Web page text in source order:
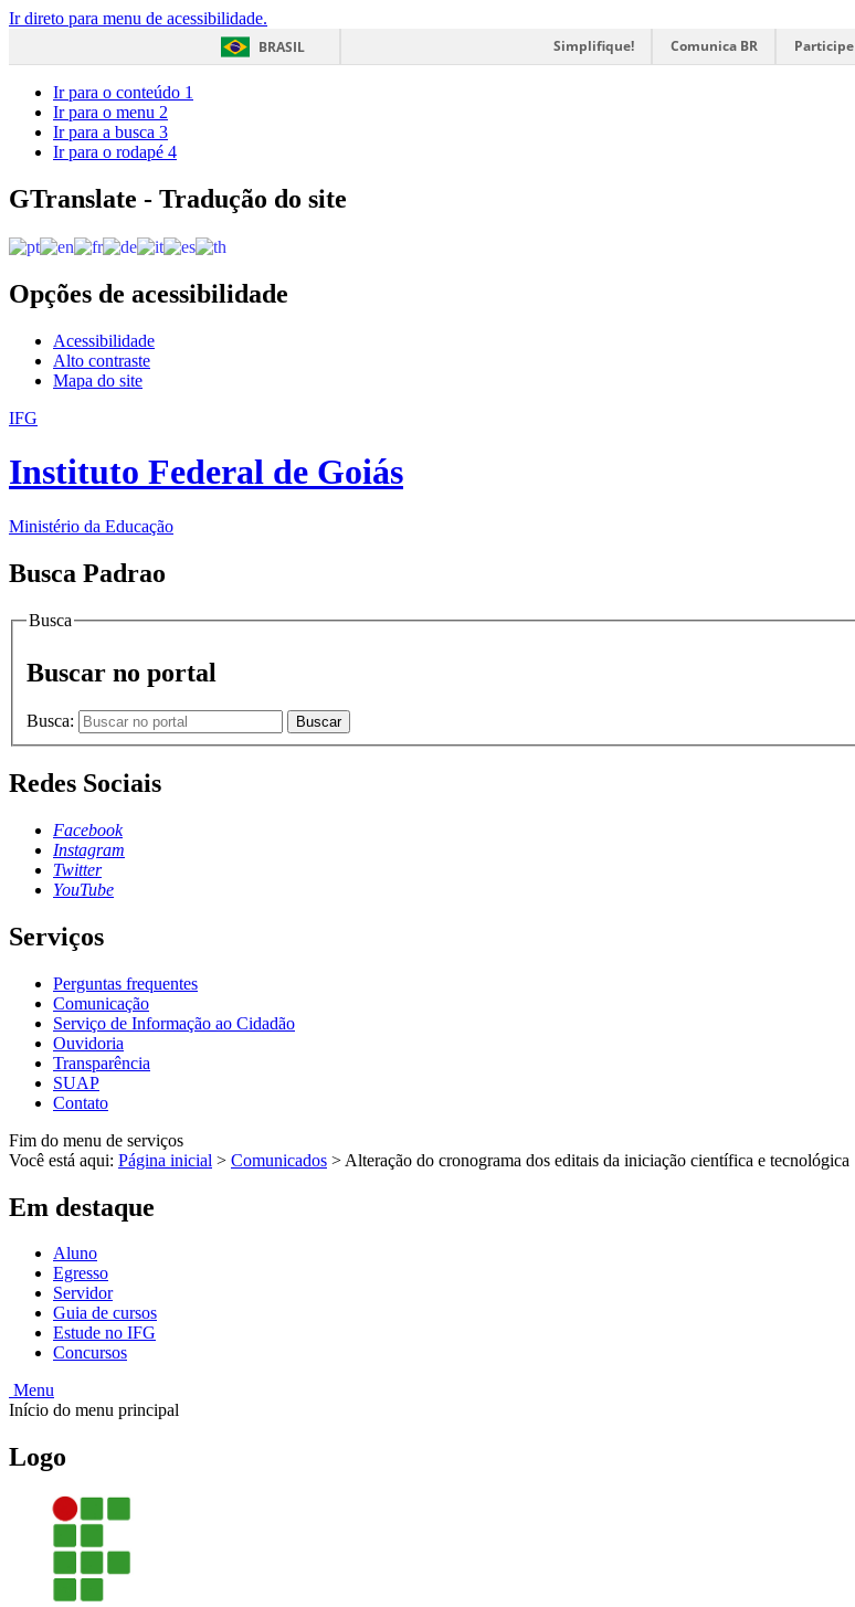
Ir direto para menu de acessibilidade.
BRASIL
Simplifique! Comunica BR Participe
Ir para o conteúdo 1
Ir para o menu 2
Ir para a busca 3
Ir para o rodapé 4
GTranslate - Tradução do site
Opções de acessibilidade
Acessibilidade
Alto contraste
Mapa do site
IFG
Instituto Federal de Goiás
Ministério da Educação
Busca Padrao
Busca
Buscar no portal
Busca: Buscar
Redes Sociais
Facebook
Instagram
Twitter
YouTube
Serviços
Perguntas frequentes
Comunicação
Serviço de Informação ao Cidadão
Ouvidoria
Transparência
SUAP
Contato
Fim do menu de serviços
Você está aqui: Página inicial > Comunicados > Alteração do cronograma dos editais da iniciação científica e tecnológica
Em destaque
Aluno
Egresso
Servidor
Guia de cursos
Estude no IFG
Concursos
Menu
Início do menu principal
Logo